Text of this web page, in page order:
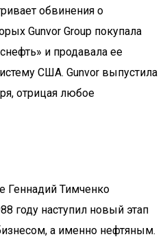
обвинения о
Gunvor Group покупала
и продавала ее
США. Gunvor выпустила
отрицая любое
Геннадий Тимченко
году наступил новый этап
а именно нефтяным.